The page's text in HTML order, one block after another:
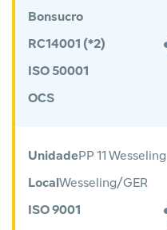
Bonsucro
RC14001 (*2)
ISO 50001
OCS
Unidade PP 11 Wesseling
Local Wesseling/GER
ISO 9001